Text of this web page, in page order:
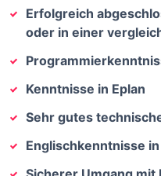
Erfolgreich
oder in einer
Kenntnisse in Eplan
Sehr gutes
Englischkenntnisse